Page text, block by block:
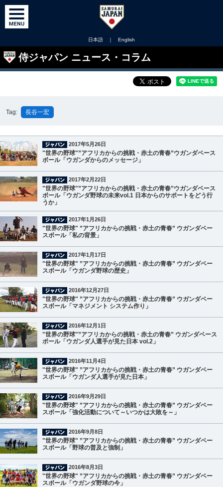
日本語 ｜ English
侍ジャパン ニュース・コラム
Tag: 長谷一宏
2017年5月26日
"世界の野球"”アフリカからの挑戦・赤土の青春”ウガンダベース
ボール「ウガンダからのメッセージ」
2017年2月22日
"世界の野球"”アフリカからの挑戦・赤土の青春”ウガンダベース
ボール「ウガンダ野球の未来vol.1 日本からのサポートをどう行
うか」
2017年1月26日
"世界の野球" ”アフリカからの挑戦・赤土の青春” ウガンダベー
スボール「私の背景」
2017年1月17日
"世界の野球" ”アフリカからの挑戦・赤土の青春” ウガンダベー
スボール「ウガンダ野球の歴史」
2016年12月27日
"世界の野球" ”アフリカからの挑戦・赤土の青春” ウガンダベー
スボール「マネジメント システム作り」
2016年12月1日
"世界の野球"”アフリカからの挑戦・赤土の青春” ウガンダベース
ボール「ウガンダ人選手が見た日本 vol.2」
2016年11月4日
"世界の野球" ”アフリカからの挑戦・赤土の青春” ウガンダベー
スボール「ウガンダ人選手が見た日本」
2016年9月29日
"世界の野球" ”アフリカからの挑戦・赤土の青春” ウガンダベー
スボール「強化活動について～いつかは大敗を～」
2016年9月8日
"世界の野球" ”アフリカからの挑戦・赤土の青春” ウガンダベー
スボール「野球の普及と強制」
2016年8月3日
"世界の野球" ”アフリカからの挑戦・赤土の青春” ウガンダベー
スボール「ウガンダ野球の今」